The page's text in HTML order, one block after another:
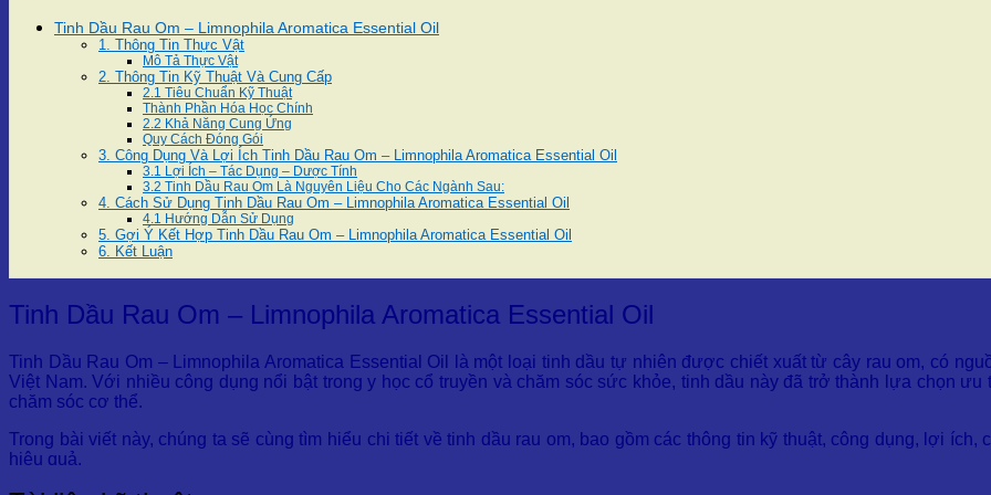
Tinh Dầu Rau Om – Limnophila Aromatica Essential Oil
1. Thông Tin Thực Vật
Mô Tả Thực Vật
2. Thông Tin Kỹ Thuật Và Cung Cấp
2.1 Tiêu Chuẩn Kỹ Thuật
Thành Phần Hóa Học Chính
2.2 Khả Năng Cung Ứng
Quy Cách Đóng Gói
3. Công Dụng Và Lợi Ích Tinh Dầu Rau Om – Limnophila Aromatica Essential Oil
3.1 Lợi Ích – Tác Dụng – Dược Tính
3.2 Tinh Dầu Rau Om Là Nguyên Liệu Cho Các Ngành Sau:
4. Cách Sử Dụng Tinh Dầu Rau Om – Limnophila Aromatica Essential Oil
4.1 Hướng Dẫn Sử Dụng
5. Gợi Ý Kết Hợp Tinh Dầu Rau Om – Limnophila Aromatica Essential Oil
6. Kết Luận
Tinh Dầu Rau Om – Limnophila Aromatica Essential Oil
Tinh Dầu Rau Om – Limnophila Aromatica Essential Oil là một loại tinh dầu tự nhiên được chiết xuất từ cây rau om, có
Việt Nam. Với nhiều công dụng nổi bật trong y học cổ truyền và chăm sóc sức khỏe, tinh dầu này đã trở thành lựa chọn
chăm sóc cơ thể.
Trong bài viết này, chúng ta sẽ cùng tìm hiểu chi tiết về tinh dầu rau om, bao gồm các thông tin kỹ thuật, công dụng, lợi
hiệu quả.